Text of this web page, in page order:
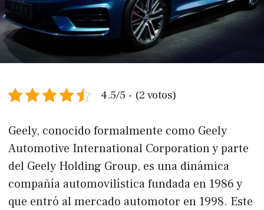
4.5/5 - (2 votos)
Geely, conocido formalmente como Geely
Automotive International Corporation y parte
del Geely Holding Group, es una dinámica
compañía automovilística fundada en 1986 y
que entró al mercado automotor en 1998. Este